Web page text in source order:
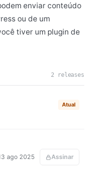
enviar conteúdo
ou de um
tiver um plugin de
2 releases
Atual
ago 2025 Assinar